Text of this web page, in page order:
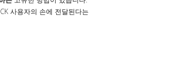
사용자의 손에 전달된다는